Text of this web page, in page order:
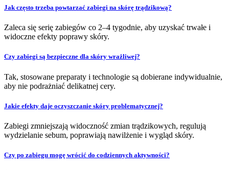
Jak często trzeba powtarzać zabiegi na skórę trądzikową?
Zaleca się serię zabiegów co 2–4 tygodnie, aby uzyskać trwałe i
widoczne efekty poprawy skóry.
Czy zabiegi są bezpieczne dla skóry wrażliwej?
Tak, stosowane preparaty i technologie są dobierane indywidualnie,
aby nie podrażniać delikatnej cery.
Jakie efekty daje oczyszczanie skóry problematycznej?
Zabiegi zmniejszają widoczność zmian trądzikowych, regulują
wydzielanie sebum, poprawiają nawilżenie i wygląd skóry.
Czy po zabiegu mogę wrócić do codziennych aktywności?